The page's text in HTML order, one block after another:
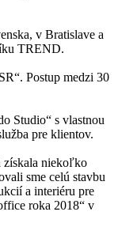
v Bra­ti­sla­ve a
TREND.
Postup med­zi 30
Stu­dio“ s vlast­nou
pre klientov.
zís­ka­la nie­koľ­ko
sme celú stav­bu
a inte­ri­é­ru pre
roka 2018“ v